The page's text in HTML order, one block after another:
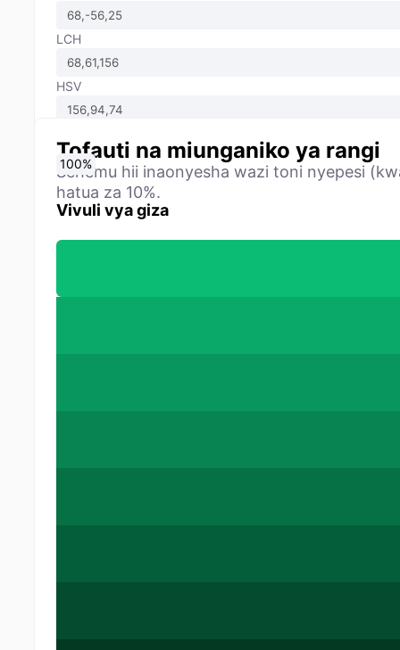
LCH
HSV
Tofauti na miunganiko ya rangi
Sehemu hii inaonyesha wazi toni nyepesi
hatua za 10%.
Vivuli vya giza
0%
10%
20%
30%
40%
50%
60%
70%
80%
90%
100%